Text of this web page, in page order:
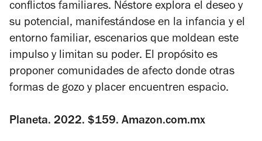
conflictos familiares. Néstore explora el deseo y
su potencial, manifestándose en la infancia y el
entorno familiar, escenarios que moldean este
impulso y limitan su poder. El propósito es
proponer comunidades de afecto donde otras
formas de gozo y placer encuentren espacio.
Planeta. 2022. $159. Amazon.com.mx